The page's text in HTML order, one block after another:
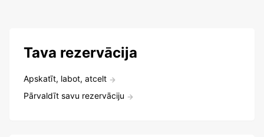
Tava rezervācija
Apskatīt, labot, atcelt
Pārvaldīt savu rezervāciju